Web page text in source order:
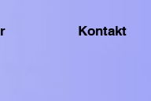
Kontakt